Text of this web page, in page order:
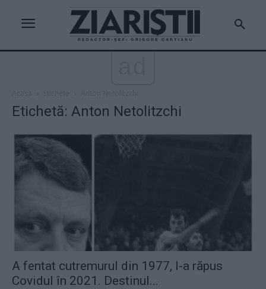
Etichetă: Anton Netolitzchi
A fentat cutremurul din 1977, l-a răpus
Covidul în 2021. Destinul...